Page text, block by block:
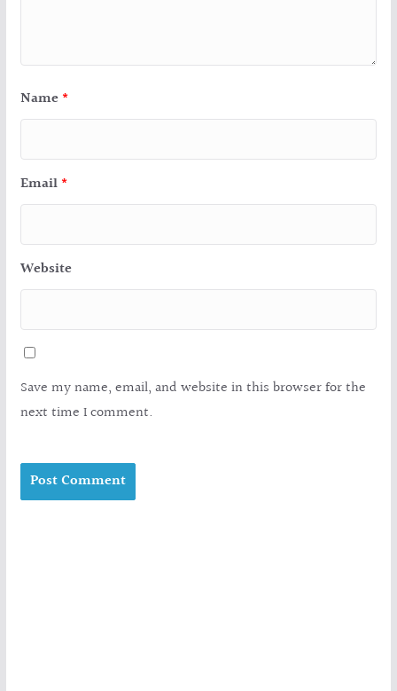
Name *
Email *
Website
Save my name, email, and website in this browser for the
next time I comment.